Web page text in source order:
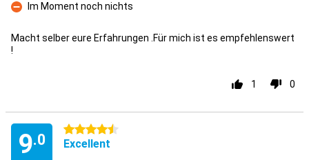
Con
Im Moment noch nichts
Macht selber eure Erfahrungen .Für mich ist es empfehlenswert
!
1 0
9.0
4.5 stars
Excellent